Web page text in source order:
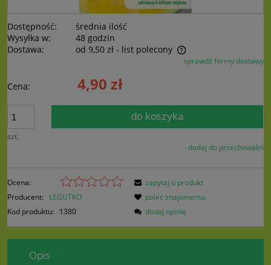
Dostępność:
średnia ilość
Wysyłka w:
48 godzin
Dostawa:
od 9,50 zł - list polecony
Cena nie zawiera ewentualnych kosztów płatnościsprawdź formy dostawy
Cena: 4,90 zł
szt.
do koszyka
dodaj do przechowalni
Ocena:
Producent:
LEGUTKO
Kod produktu:
1380
zapytaj o produkt
poleć znajomemu
dodaj opinię
Opis